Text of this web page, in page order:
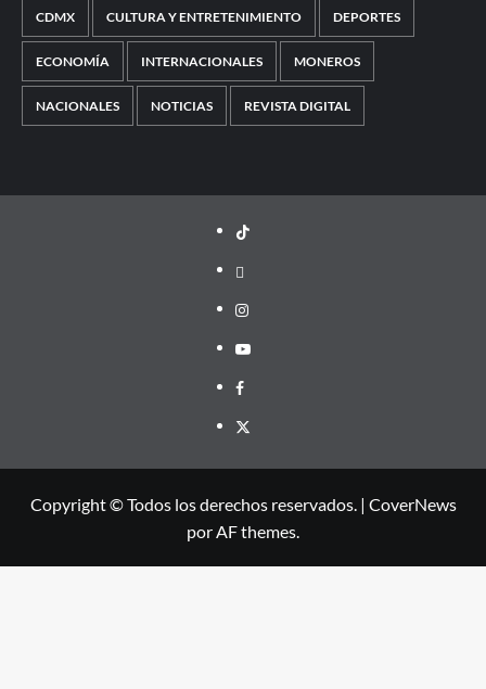
CDMX CULTURA Y ENTRETENIMIENTO DEPORTES
ECONOMÍA INTERNACIONALES MONEROS
NACIONALES NOTICIAS REVISTA DIGITAL
TikTok
threads
Instagram
Youtube
Facebook
X
Copyright © Todos los derechos reservados. | CoverNews
por AF themes.